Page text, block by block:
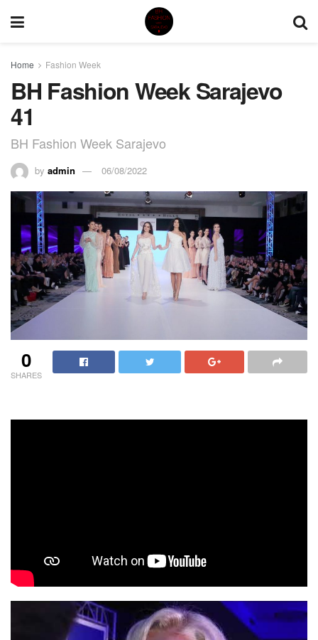
Home Fashion Week
BH Fashion Week Sarajevo
41
BH Fashion Week Sarajevo
by admin 06/08/2022
0
SHARES